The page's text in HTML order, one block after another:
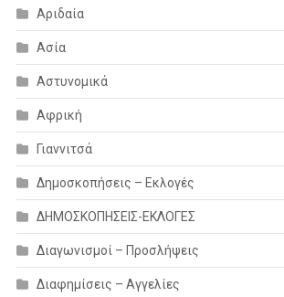
Αριδαία
Ασία
Αστυνομικά
Αφρική
Γιαννιτσά
Δημοσκοπήσεις – Εκλογές
ΔΗΜΟΣΚΟΠΗΣΕΙΣ-ΕΚΛΟΓΕΣ
Διαγωνισμοί – Προσλήψεις
Διαφημίσεις – Αγγελίες